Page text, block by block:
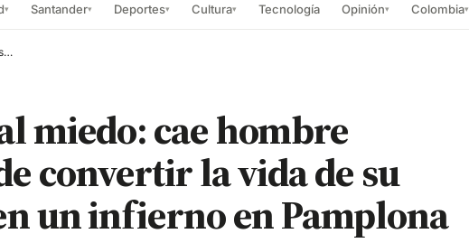
▾ Santander▾ Deportes▾ Cultura▾ Tecnología Opinión▾ Colombia▾
Del amor al miedo: cae hombre señalado de convertir la vida de su expareja en un infierno en Pamplona
miedo: cae hombre
convertir la vida de su
un infierno en Pamplona